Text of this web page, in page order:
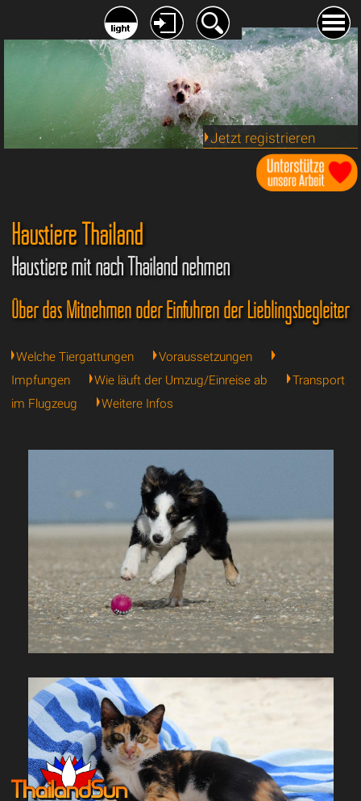
Jetzt registrieren
Haustiere Thailand
Haustiere mit nach Thailand nehmen
Über das Mitnehmen oder Einführen der Lieblingsbegleiter
Welche Tiergattungen
Voraussetzungen
Impfungen
Wie läuft der Umzug/Einreise ab
Transport
im Flugzeug
Weitere Infos